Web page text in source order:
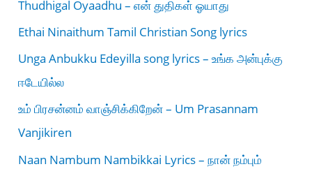
Thudhigal Oyaadhu – என் துதிகள் ஓயாது
Ethai Ninaithum Tamil Christian Song lyrics
Unga Anbukku Edeyilla song lyrics – உங்க அன்புக்கு
ஈடேயில்ல
உம் பிரசன்னம் வாஞ்சிக்கிறேன் – Um Prasannam
Vanjikiren
Naan Nambum Nambikkai Lyrics – நான் நம்பும்